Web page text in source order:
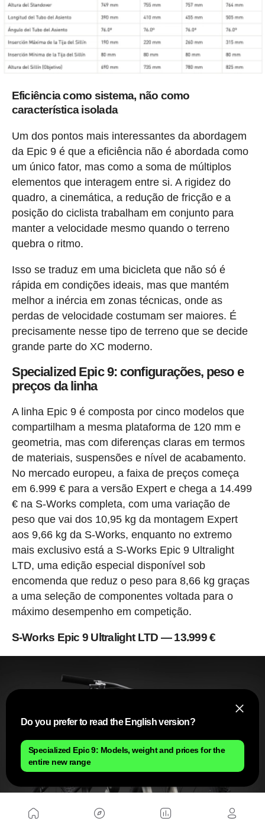
Eficiência como sistema, não como
característica isolada
Um dos pontos mais interessantes da abordagem
da Epic 9 é que a eficiência não é abordada como
um único fator, mas como a soma de múltiplos
elementos que interagem entre si. A rigidez do
quadro, a cinemática, a redução de fricção e a
posição do ciclista trabalham em conjunto para
manter a velocidade mesmo quando o terreno
quebra o ritmo.
Isso se traduz em uma bicicleta que não só é
rápida em condições ideais, mas que mantém
melhor a inércia em zonas técnicas, onde as
perdas de velocidade costumam ser maiores. É
precisamente nesse tipo de terreno que se decide
grande parte do XC moderno.
Specialized Epic 9: configurações, peso e
preços da linha
A linha Epic 9 é composta por cinco modelos que
compartilham a mesma plataforma de 120 mm e
geometria, mas com diferenças claras em termos
de materiais, suspensões e nível de acabamento.
No mercado europeu, a faixa de preços começa
em 6.999 € para a versão Expert e chega a 14.499
€ na S-Works completa, com uma variação de
peso que vai dos 10,95 kg da montagem Expert
aos 9,66 kg da S-Works, enquanto no extremo
mais exclusivo está a S-Works Epic 9 Ultralight
LTD, uma edição especial disponível sob
encomenda que reduz o peso para 8,66 kg graças
a uma seleção de componentes voltada para o
máximo desempenho em competição.
S-Works Epic 9 Ultralight LTD — 13.999 €
Do you prefer to read the English version?
Specialized Epic 9: Models, weight and prices for the
entire new range